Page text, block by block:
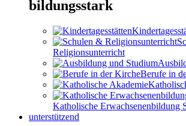
bildungsstark
Religionsunterricht
Berufe in
Katholische Erwachsenenbildung
unterstützend